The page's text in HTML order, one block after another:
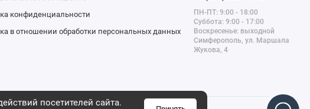
посетителей сайта.
конфиденциальности
в отношении обработки персональных данных
ПН-ПТ: 9:00 - 18:00
Суббота: 9:00 - 17:00
Воскресенье: выходной
Симферополь, ул. Маршала
Жукова, 4